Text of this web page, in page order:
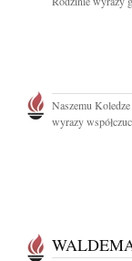
Naszemu
wyrazy